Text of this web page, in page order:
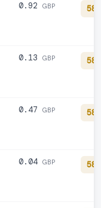
0.92 GBP 58
0.13 GBP 58
0.47 GBP 58
0.04 GBP 58